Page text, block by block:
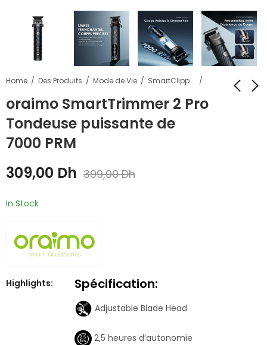
Home Des Produits Mode de Vie SmartClipper
oraimo SmartTrimmer 2 Pro
Tondeuse puissante de
7000 PRM
oraimo
309,00 Dh 399,00Dh
In Stock
Highlights: Spécification:
Adjustable Blade Head
2,5 heures d’autonomie